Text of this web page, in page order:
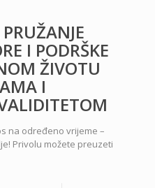
I PODRŠKE
ŽIVOTU
I
na određeno vrijeme –
Privolu možete preuzeti